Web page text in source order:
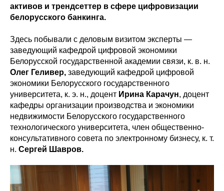
активов и трендсеттер в сфере цифровизации
белорусского банкинга.
Здесь побывали с деловым визитом эксперты —
заведующий кафедрой цифровой экономики
Белорусской государственной академии связи, к. в. н.
Олег Геливер, заведующий кафедрой цифровой
экономики Белорусского государственного
университета, к. э. н., доцент Ирина Карачун, доцент
кафедры организации производства и экономики
недвижимости Белорусского государственного
технологического университета, член общественно-
консультативного совета по электронному бизнесу, к. т.
н. Сергей Шавров.